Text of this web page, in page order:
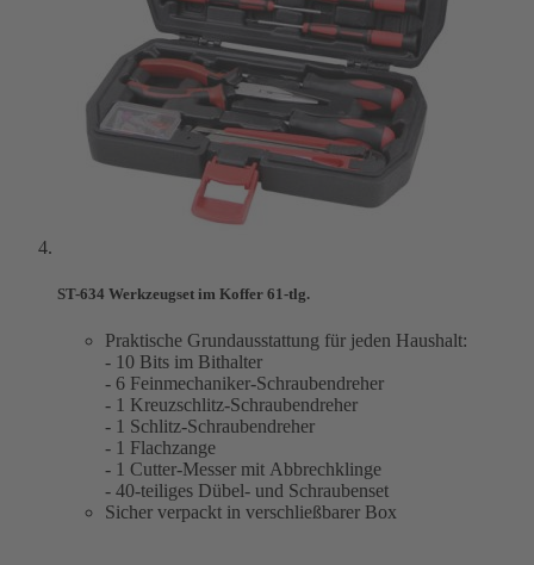
ST-634 Werkzeugset im Koffer 61-tlg.
Praktische Grundausstattung für jeden Haushalt:
- 10 Bits im Bithalter
- 6 Feinmechaniker-Schraubendreher
- 1 Kreuzschlitz-Schraubendreher
- 1 Schlitz-Schraubendreher
- 1 Flachzange
- 1 Cutter-Messer mit Abbrechklinge
- 40-teiliges Dübel- und Schraubenset
Sicher verpackt in verschließbarer Box